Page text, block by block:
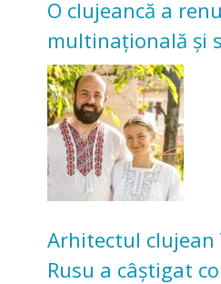
O clujeancă a
multinațională și
Acum cultivă
bunicilor
Arhitectul clujean
Rusu a câștigat